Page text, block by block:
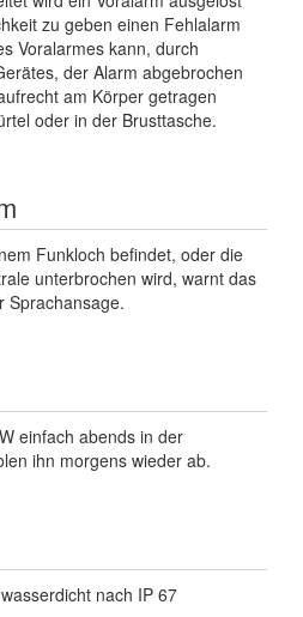
zu geben einen Fehlalarm
Voralarmes kann, durch
der Alarm abgebrochen
am Körper getragen
oder in der Brusttasche.
Funkloch befindet, oder die
unterbrochen wird, warnt das
Sprachansage.
einfach abends in der
ihn morgens wieder ab.
nach IP 67